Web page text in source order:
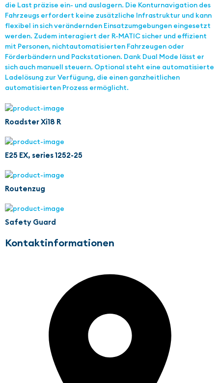
die Last präzise ein- und auslagern. Die Konturnavigation des
Fahrzeugs erfordert keine zusätzliche Infrastruktur und kann
flexibel in sich verändernden Einsatzumgebungen eingesetzt
werden. Zudem interagiert der R-MATIC sicher und effizient
mit Personen, nichtautomatisierten Fahrzeugen oder
Förderbändern und Packstationen. Dank Dual Mode lässt er
sich auch manuell steuern. Optional steht eine automatisierte
Ladelösung zur Verfügung, die einen ganzheitlichen
automatisierten Prozess ermöglicht.
Roadster Xi18 R
E25 EX, series 1252-25
Routenzug
Safety Guard
Kontaktinformationen